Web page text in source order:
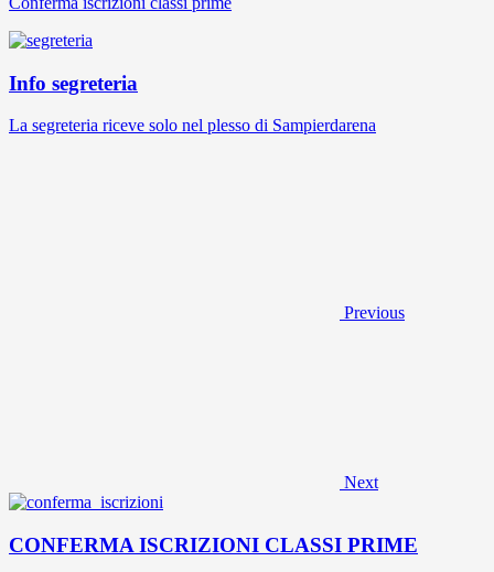
Info segreteria
La segreteria riceve solo nel plesso di Sampierdarena
Previous
Next
CONFERMA ISCRIZIONI CLASSI PRIME